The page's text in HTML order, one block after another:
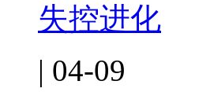
失控进化
| 04-09